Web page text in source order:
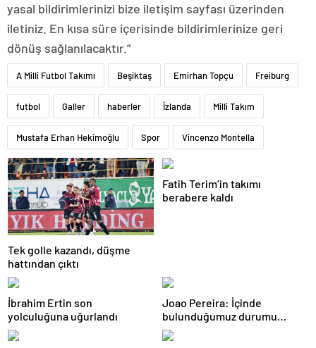
yasal bildirimlerinizi bize iletişim sayfası üzerinden
iletiniz. En kısa süre içerisinde bildirimlerinize geri
dönüş sağlanılacaktır.”
A Milli Futbol Takımı Beşiktaş Emirhan Topçu Freiburg
futbol Galler haberler İzlanda Milli Takım
Mustafa Erhan Hekimoğlu Spor Vincenzo Montella
Tek golle kazandı, düşme
hattından çıktı
Fatih Terim’in takımı
berabere kaldı
İbrahim Ertin son
yolculuğuna uğurlandı
Joao Pereira: İçinde
bulunduğumuz durumu
herkesin anlaması gerek